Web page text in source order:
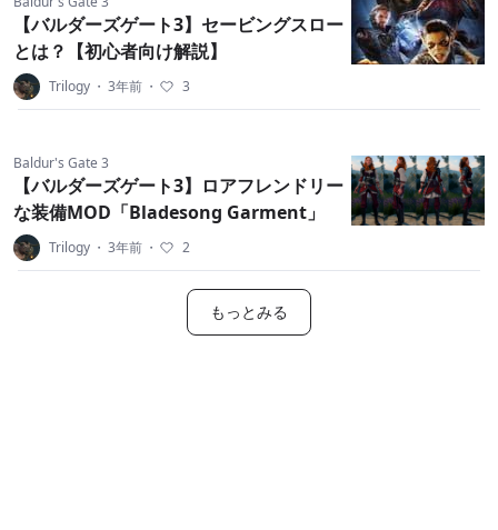
【バルダーズゲート3】セービングスロー
とは？【初心者向け解説】
Trilogy ・ 3年前 ・ 3
Baldur's Gate 3
【バルダーズゲート3】ロアフレンドリー
な装備MOD「Bladesong Garment」
Trilogy ・ 3年前 ・ 2
もっとみる